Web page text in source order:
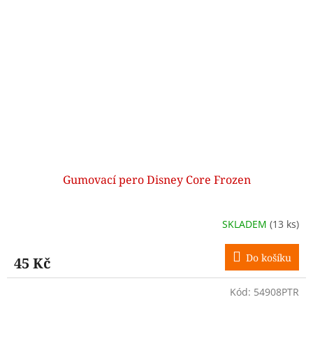
Gumovací pero Disney Core Frozen
SKLADEM (13 ks)
45 Kč Do košíku
Kód: 54908PTR